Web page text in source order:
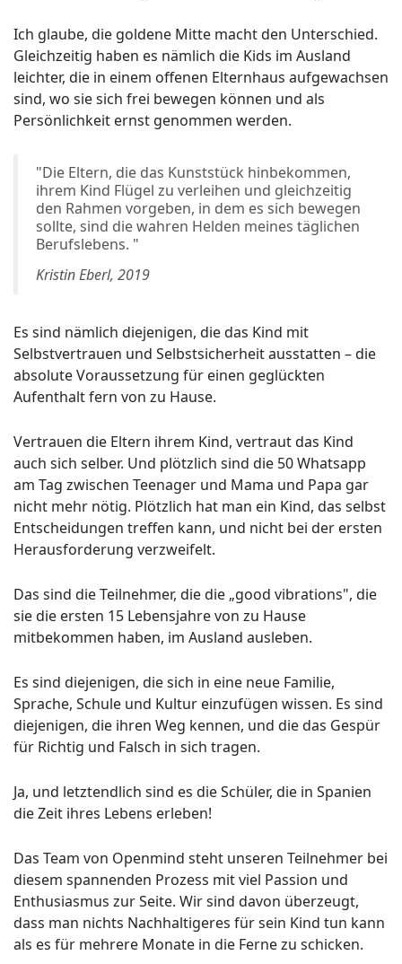
Ich glaube, die goldene Mitte macht den Unterschied.
Gleichzeitig haben es nämlich die Kids im Ausland
leichter, die in einem offenen Elternhaus aufgewachsen
sind, wo sie sich frei bewegen können und als
Persönlichkeit ernst genommen werden.
"Die Eltern, die das Kunststück hinbekommen,
ihrem Kind Flügel zu verleihen und gleichzeitig
den Rahmen vorgeben, in dem es sich bewegen
sollte, sind die wahren Helden meines täglichen
Berufslebens. "
Kristin Eberl, 2019
Es sind nämlich diejenigen, die das Kind mit
Selbstvertrauen und Selbstsicherheit ausstatten – die
absolute Voraussetzung für einen geglückten
Aufenthalt fern von zu Hause.
Vertrauen die Eltern ihrem Kind, vertraut das Kind
auch sich selber. Und plötzlich sind die 50 Whatsapp
am Tag zwischen Teenager und Mama und Papa gar
nicht mehr nötig. Plötzlich hat man ein Kind, das selbst
Entscheidungen treffen kann, und nicht bei der ersten
Herausforderung verzweifelt.
Das sind die Teilnehmer, die die „good vibrations", die
sie die ersten 15 Lebensjahre von zu Hause
mitbekommen haben, im Ausland ausleben.
Es sind diejenigen, die sich in eine neue Familie,
Sprache, Schule und Kultur einzufügen wissen. Es sind
diejenigen, die ihren Weg kennen, und die das Gespür
für Richtig und Falsch in sich tragen.
Ja, und letztendlich sind es die Schüler, die in Spanien
die Zeit ihres Lebens erleben!
Das Team von Openmind steht unseren Teilnehmer bei
diesem spannenden Prozess mit viel Passion und
Enthusiasmus zur Seite. Wir sind davon überzeugt,
dass man nichts Nachhaltigeres für sein Kind tun kann
als es für mehrere Monate in die Ferne zu schicken.